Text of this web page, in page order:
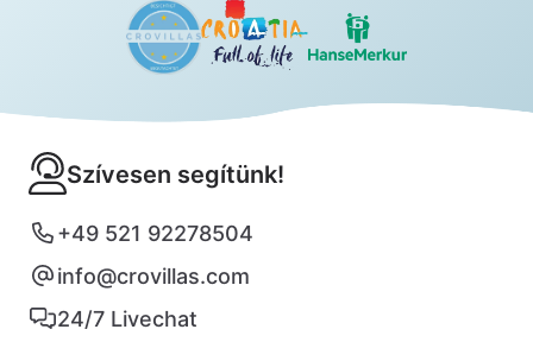
Szívesen segítünk!
+49 521 92278504
info@crovillas.com
24/7 Livechat